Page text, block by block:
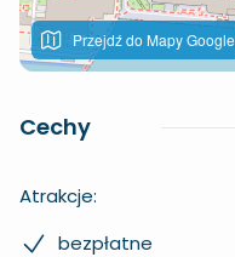
Przejdź do Mapy Google
Cechy
Atrakcje:
bezpłatne